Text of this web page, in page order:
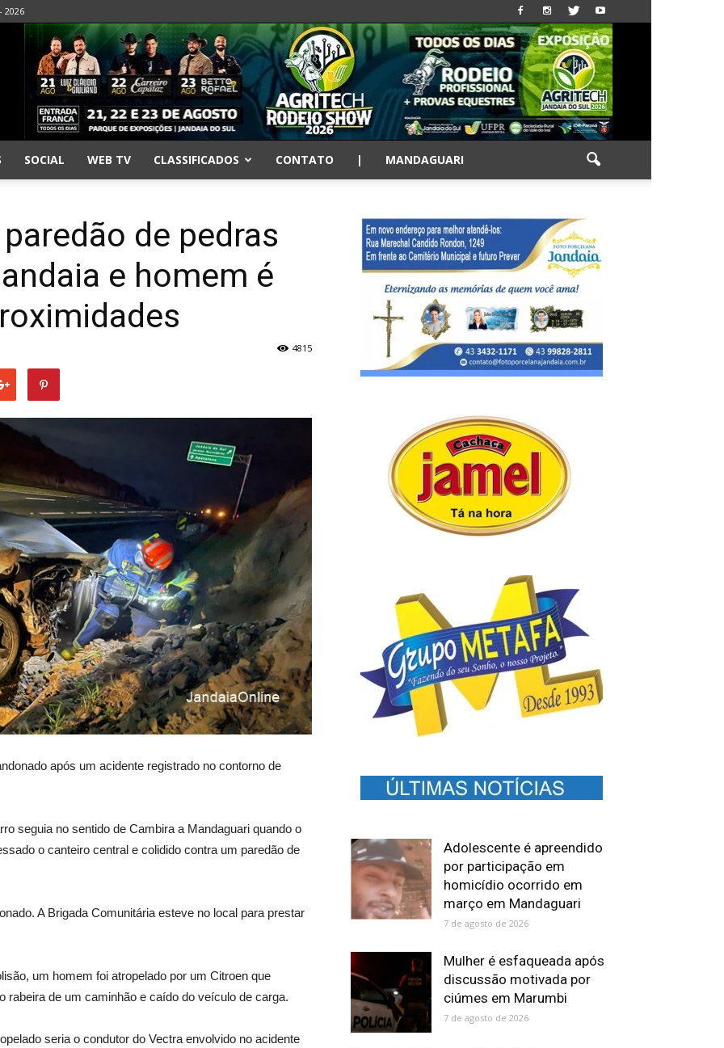
2026
SOCIAL WEB TV CLASSIFICADOS CONTATO | MANDAGUARI
de pedras
e homem é
4815
após um acidente registrado no contorno de
seguia no sentido de Cambira a Mandaguari quando o
o canteiro central e colidido contra um paredão de
A Brigada Comunitária esteve no local para prestar
um homem foi atropelado por um Citroen que
rabeira de um caminhão e caído do veículo de carga.
seria o condutor do Vectra envolvido no acidente
Adolescente é apreendido
por participação em
homicídio ocorrido em
março em Mandaguari
7 de agosto de 2026
Mulher é esfaqueada após
discussão motivada por
ciúmes em Marumbi
7 de agosto de 2026